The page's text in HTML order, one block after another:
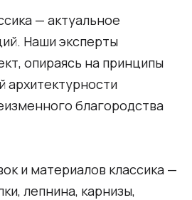
— актуальное
Наши эксперты
опираясь на принципы
архитектурности
благородства
и материалов классика —
лепнина, карнизы,